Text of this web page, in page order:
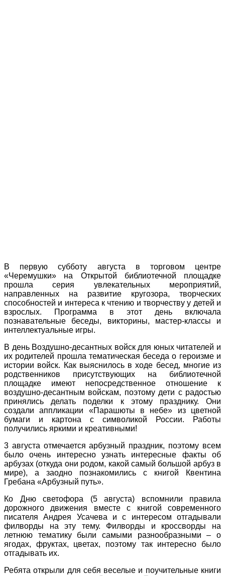
В первую субботу августа в торговом центре
«Черемушки» на Открытой библиотечной площадке
прошла серия увлекательных мероприятий,
направленных на развитие кругозора, творческих
способностей и интереса к чтению и творчеству у детей и
взрослых. Программа в этот день включала
познавательные беседы, викторины, мастер-классы и
интеллектуальные игры.
В день Воздушно-десантных войск для юных читателей и
их родителей прошла тематическая беседа о героизме и
истории войск. Как выяснилось в ходе бесед, многие из
родственников присутствующих на библиотечной
площадке имеют непосредственное отношение к
воздушно-десантным войскам, поэтому дети с радостью
принялись делать поделки к этому празднику. Они
создали аппликации «Парашюты в небе» из цветной
бумаги и картона с символикой России. Работы
получились яркими и креативными!
3 августа отмечается арбузный праздник, поэтому всем
было очень интересно узнать интересные факты об
арбузах (откуда они родом, какой самый большой арбуз в
мире), а заодно познакомились с книгой Квентина
Гребана «Арбузный путь».
Ко Дню светофора (5 августа) вспомнили правила
дорожного движения вместе с книгой современного
писателя Андрея Усачева и с интересом отгадывали
филворды на эту тему. Филворды и кроссворды на
летнюю тематику были самыми разнообразными – о
ягодах, фруктах, цветах, поэтому так интересно было
отгадывать их.
Ребята открыли для себя веселые и поучительные книги